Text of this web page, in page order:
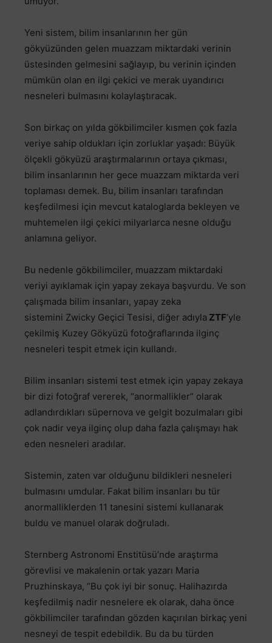
Yeni sistem, bilim insanlarının her gün
gökyüzünden gelen muazzam miktardaki verinin
üstesinden gelmesini sağlayıp, bu verinin içinden
mümkün olan en ilgi çekici ve merak uyandırıcı
nesneleri bulmasını kolaylaştıracak.
Son birkaç on yılda gökbilimciler kısmen çok fazla
veriye sahip oldukları için zorluklar yaşadı: Büyük
ölçekli gökyüzü araştırmalarının ortaya çıkması,
bilim insanlarının her gece muazzam miktarda veri
toplaması demek. Bu, bilim insanları tarafından
keşfedilmesi için mevcut kataloglarda bekleyen ve
muhtemelen ilgi çekici milyarlarca nesne olduğu
anlamına geliyor.
Bu nedenle gökbilimciler, muazzam miktardaki
veriyi ayıklamak için yapay zekaya başvurdu. Ve son
çalışmada bilim insanları, yapay zeka
sistemini Zwicky Geçici Tesisi, diğer adıyla ZTF’yle
çekilmiş Kuzey Gökyüzü fotoğraflarında ilginç
nesneleri tespit etmek için kullandı.
Bilim insanları sistemi test etmek için yapay zekaya
bir dizi fotoğraf vererek, “anormallikler” olarak
adlandırdıkları süpernova ve gelgit bozulmaları gibi
çok nadir veya ilginç olup daha fazla çalışmayı hak
eden nesneleri aradılar.
Sistemin, zaten var olduğunu bildikleri nesneleri
bulmasını umdular. Fakat bilim insanları bu tür
anormalliklerden 11 tanesini sistemi kullanarak
buldu ve manuel olarak doğruladı.
Sternberg Astronomi Enstitüsü’nde araştırma
görevlisi ve makalenin ortak yazarı Maria
Pruzhinskaya, “Bu çok iyi bir sonuç. Halihazırda
keşfedilmiş nadir nesnelere ek olarak, daha önce
gökbilimciler tarafından gözden kaçırılan birkaç yeni
nesneyi de tespit edebildik. Bu da bu türden